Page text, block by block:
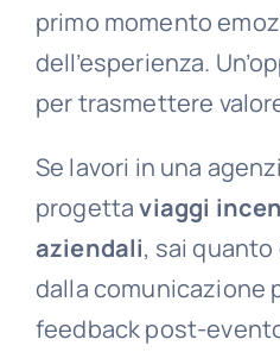
primo momento
dell’esperienza.
per trasmettere
Se lavori in una
progettaviaggi
aziendali, sai
dalla comunicazione
feedback post-